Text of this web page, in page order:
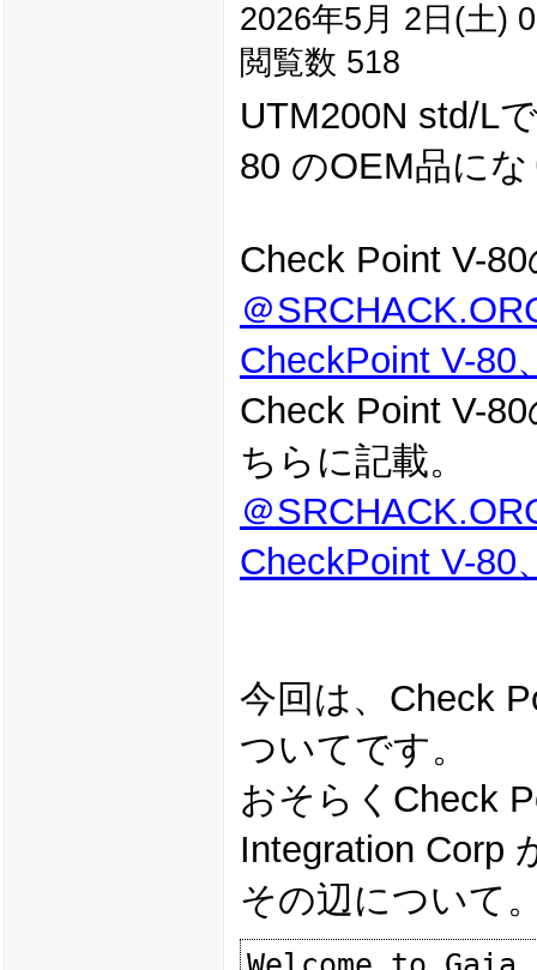
2026年5月 2日(土)
閲覧数 518
UTM200N std/L
80 のOEM品に
Check Point V-
＠
CheckPoint V-80
Check Point V-
ちらに記載。
＠
CheckPoint V-80
今回は、Check
ついてです。
おそらくCheck
Integration Corp
その辺について